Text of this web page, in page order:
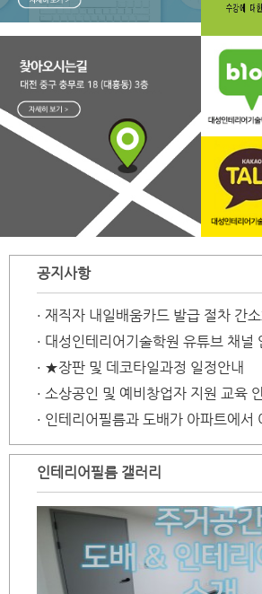
공지사항
· 재직자 내일배움카드 발급 절차 간
· 대성인테리어기술학원 유튜브 채널
· ★장판 및 데코타일과정 일정안내
인테리어필름 갤러리